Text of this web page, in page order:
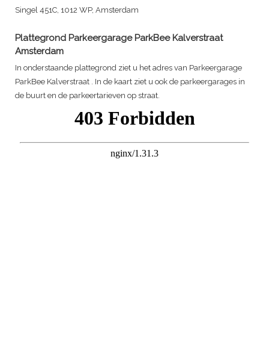
Singel 451C, 1012 WP, Amsterdam
Plattegrond Parkeergarage ParkBee Kalverstraat
Amsterdam
In onderstaande plattegrond ziet u het adres van Parkeergarage
ParkBee Kalverstraat . In de kaart ziet u ook de parkeergarages in
de buurt en de parkeertarieven op straat.